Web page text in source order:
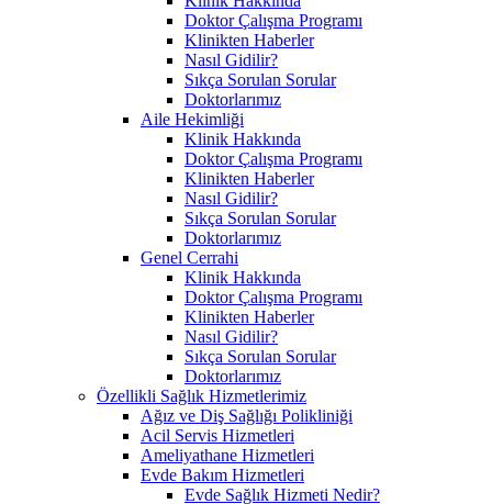
Doktor Çalışma Programı
Klinikten Haberler
Nasıl Gidilir?
Sıkça Sorulan Sorular
Doktorlarımız
Aile Hekimliği
Klinik Hakkında
Doktor Çalışma Programı
Klinikten Haberler
Nasıl Gidilir?
Sıkça Sorulan Sorular
Doktorlarımız
Genel Cerrahi
Klinik Hakkında
Doktor Çalışma Programı
Klinikten Haberler
Nasıl Gidilir?
Sıkça Sorulan Sorular
Doktorlarımız
Özellikli Sağlık Hizmetlerimiz
Ağız ve Diş Sağlığı Polikliniği
Acil Servis Hizmetleri
Ameliyathane Hizmetleri
Evde Bakım Hizmetleri
Evde Sağlık Hizmeti Nedir?